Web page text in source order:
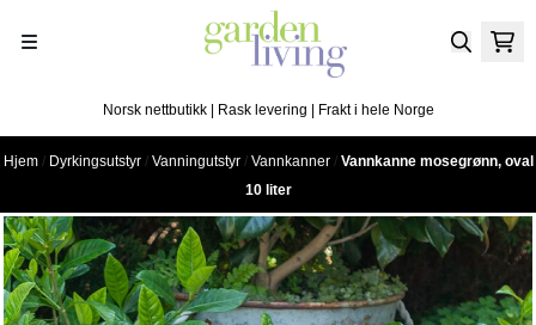
Norsk nettbutikk | Rask levering | Frakt i hele Norge
Hjem / Dyrkingsutstyr / Vanningutstyr / Vannkanner / Vannkanne mosegrønn, oval
10 liter